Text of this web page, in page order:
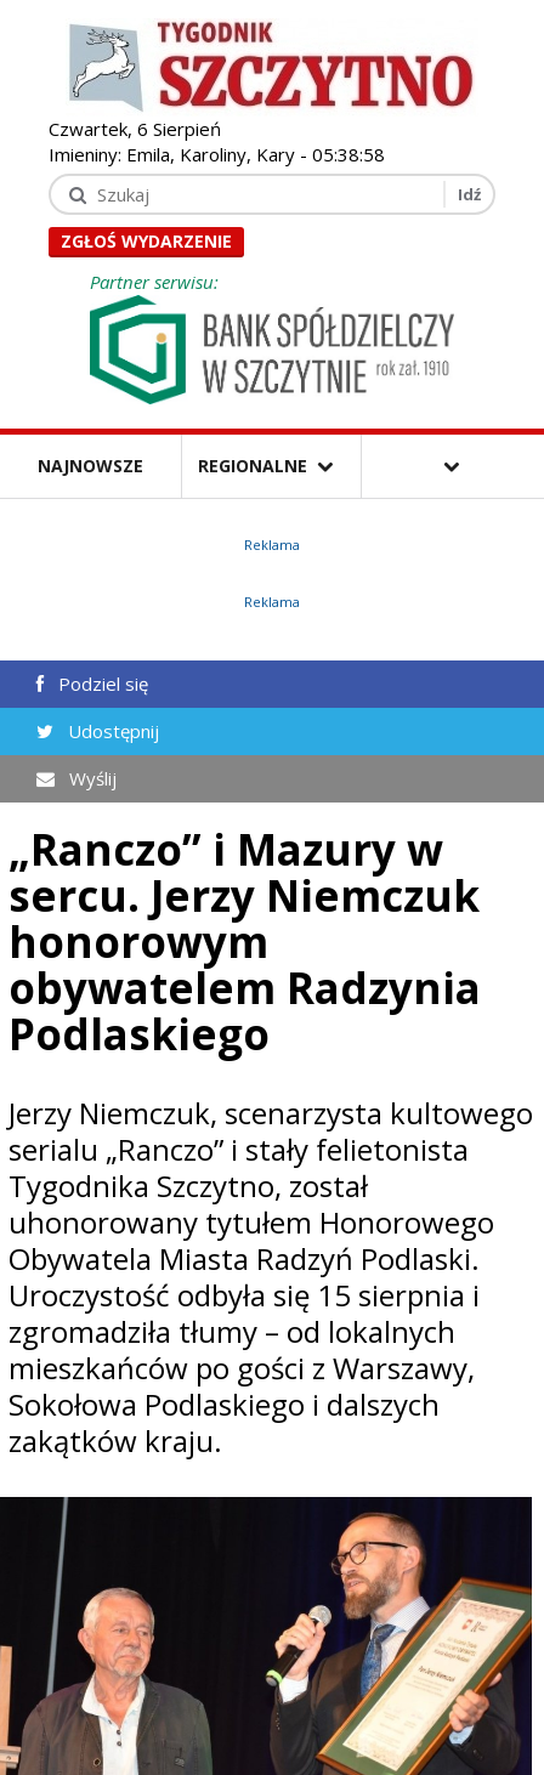
Czwartek, 6 Sierpień
Imieniny: Emila, Karoliny, Kary - 05:38:59
ZGŁOŚ WYDARZENIE
Partner serwisu:
NAJNOWSZE REGIONALNE
Reklama
Reklama
Podziel się
Udostępnij
Wyślij
„Ranczo” i Mazury w
sercu. Jerzy Niemczuk
honorowym
obywatelem Radzynia
Podlaskiego
Jerzy Niemczuk, scenarzysta kultowego
serialu „Ranczo” i stały felietonista
Tygodnika Szczytno, został
uhonorowany tytułem Honorowego
Obywatela Miasta Radzyń Podlaski.
Uroczystość odbyła się 15 sierpnia i
zgromadziła tłumy – od lokalnych
mieszkańców po gości z Warszawy,
Sokołowa Podlaskiego i dalszych
zakątków kraju.